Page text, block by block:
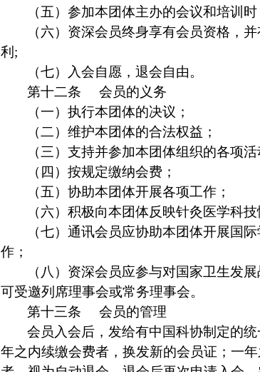
（五）参加本团体主办的会议和培训
（六）资深会员终身享有会员资格，
利 ;
（七）入会自愿，退会自由。
第十二条
会员的义务
（一）执行本团体的决议；
（二）维护本团体的合法权益；
（三）支持并参加本团体组织的各项
（四）按规定缴纳会费；
（五）协助本团体开展各项工作；
（六）积极向本团体反映针灸医学科
（七）通讯会员应协助本团体开展国
作；
（八）资深会员应参与对国家卫生发
可受邀列席理事会或常务理事会。
第十三条
会员的管理
会员入会后，发给有中国科协制定的
年之内续缴会费者，换发新的会员证；一